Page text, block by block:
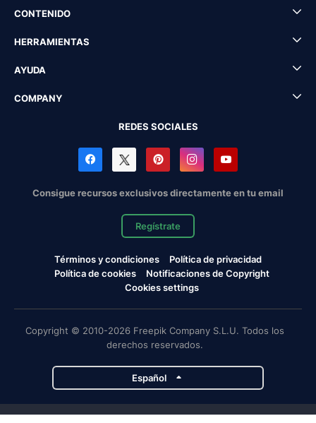
CONTENIDO
HERRAMIENTAS
AYUDA
COMPANY
REDES SOCIALES
Consigue recursos exclusivos directamente en tu email
Regístrate
Términos y condiciones
Política de privacidad
Política de cookies
Notificaciones de Copyright
Cookies settings
Copyright © 2010-2026 Freepik Company S.L.U. Todos los
derechos reservados.
Español